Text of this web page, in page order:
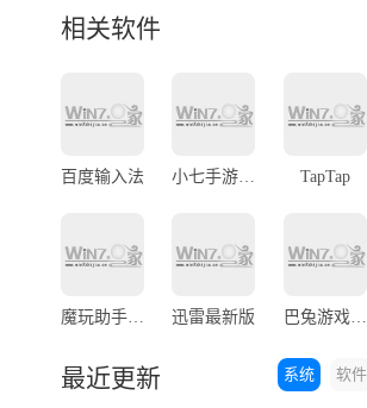
带来了手机安卓游戏助手软件推荐，
相关软件
百度输入法 TapTap
迅雷最新版 巴兔游戏最新版本
最近更新 软件
系统